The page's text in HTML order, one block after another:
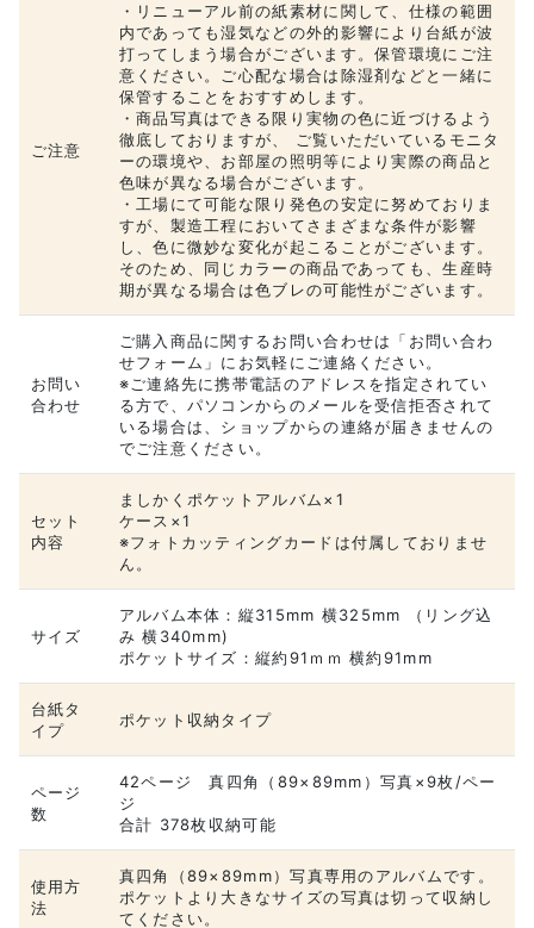
ご注意
・リニューアル前の紙素材に関して、仕様の範囲
内であっても湿気などの外的影響により台紙が波
打ってしまう場合がございます。保管環境にご注
意ください。ご心配な場合は除湿剤などと一緒に
保管することをおすすめします。
・商品写真はできる限り実物の色に近づけるよう
徹底しておりますが、 ご覧いただいているモニタ
ーの環境や、お部屋の照明等により実際の商品と
色味が異なる場合がございます。
・工場にて可能な限り発色の安定に努めておりま
すが、製造工程においてさまざまな条件が影響
し、色に微妙な変化が起こることがございます。
そのため、同じカラーの商品であっても、生産時
期が異なる場合は色ブレの可能性がございます。
お問い
合わせ
ご購入商品に関するお問い合わせは「お問い合わ
せフォーム」にお気軽にご連絡ください。
※ご連絡先に携帯電話のアドレスを指定されてい
る方で、パソコンからのメールを受信拒否されて
いる場合は、ショップからの連絡が届きませんの
でご注意ください。
セット
内容
ましかくポケットアルバム×1
ケース×1
※フォトカッティングカードは付属しておりませ
ん。
サイズ
アルバム本体：縦315mm 横325mm （リング込
み 横340mm)
ポケットサイズ：縦約91ｍｍ 横約91mm
台紙タ
イプ
ポケット収納タイプ
ページ
数
42ページ 真四角（89×89mm）写真×9枚/ペー
ジ
合計 378枚収納可能
使用方
法
真四角（89×89mm）写真専用のアルバムです。
ポケットより大きなサイズの写真は切って収納し
てください。